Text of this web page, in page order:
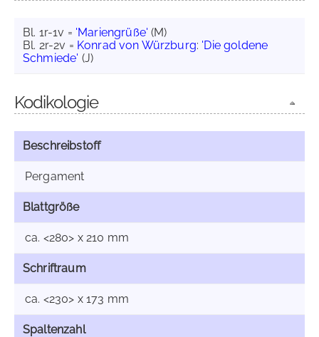
Bl. 1r-1v = 'Mariengrüße' (M)
Bl. 2r-2v = Konrad von Würzburg: 'Die goldene
Schmiede' (J)
Kodikologie
Beschreibstoff
Pergament
Blattgröße
ca. <280> x 210 mm
Schriftraum
ca. <230> x 173 mm
Spaltenzahl